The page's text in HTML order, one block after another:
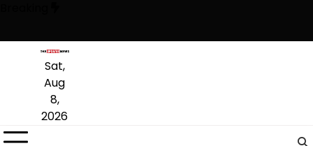
content
Sat,
Aug
8,
2026